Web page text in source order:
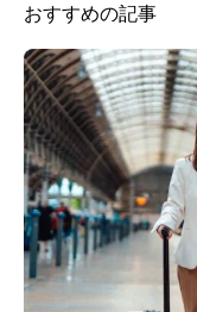
おすすめの記事